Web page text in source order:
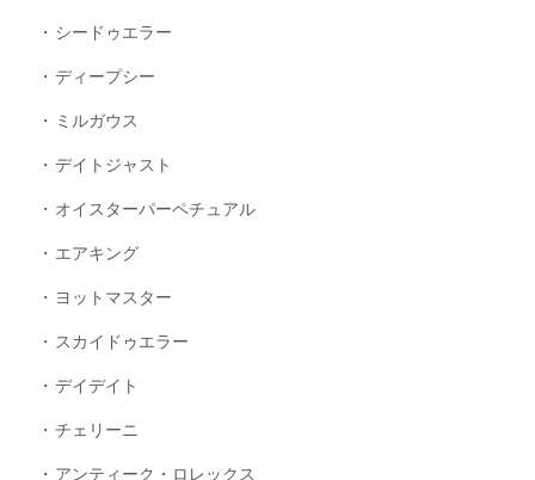
シードゥエラー
ディープシー
ミルガウス
デイトジャスト
オイスターパーペチュアル
エアキング
ヨットマスター
スカイドゥエラー
デイデイト
チェリーニ
アンティーク・ロレックス